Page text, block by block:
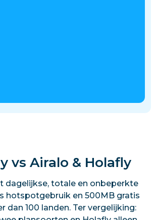
vs Airalo & Holafly
dagelijkse, totale en onbeperkte
hotspotgebruik en 500MB gratis
dan 100 landen. Ter vergelijking: